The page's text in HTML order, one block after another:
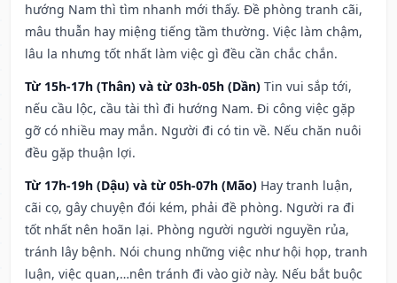
hướng Nam thì tìm nhanh mới thấy. Đề phòng tranh cãi,
mâu thuẫn hay miệng tiếng tầm thường. Việc làm chậm,
lâu la nhưng tốt nhất làm việc gì đều cần chắc chắn.
Từ 15h-17h (Thân) và từ 03h-05h (Dần) Tin vui sắp tới,
nếu cầu lộc, cầu tài thì đi hướng Nam. Đi công việc gặp
gỡ có nhiều may mắn. Người đi có tin về. Nếu chăn nuôi
đều gặp thuận lợi.
Từ 17h-19h (Dậu) và từ 05h-07h (Mão) Hay tranh luận,
cãi cọ, gây chuyện đói kém, phải đề phòng. Người ra đi
tốt nhất nên hoãn lại. Phòng người người nguyền rủa,
tránh lây bệnh. Nói chung những việc như hội họp, tranh
luận, việc quan,…nên tránh đi vào giờ này. Nếu bắt buộc